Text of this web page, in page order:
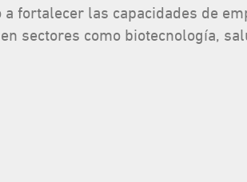
fortalecer las capacidades de
sectores como biotecnología,